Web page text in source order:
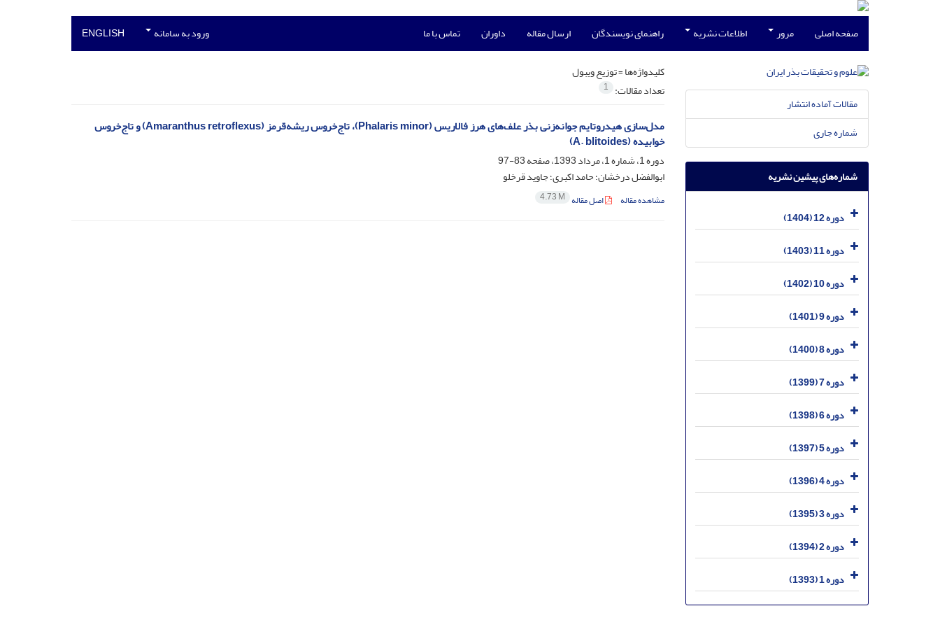
صفحه اصلی مرور اطلاعات نشریه راهنمای نویسندگان ارسال مقاله داوران تماس با ما ورود به سامانه ENGLISH
کلیدواژه‌ها =توزیع ویبول
تعداد مقالات: 1
مدل‌سازی هیدروتایم جوانه‌‏زنی بذر علف‌های هرز فالاریس (Phalaris minor)، تاج‌خروس ریشه‌‏قرمز (Amaranthus retroflexus) و تاج‌خروس
خوابیده (A. blitoides)
دوره 1، شماره 1، مرداد 1393، صفحه
83-97
ابوالفضل درخشان؛ حامد اکبری؛ جاوید قرخلو
مشاهده مقاله اصل مقاله 4.73 M
مقالات آماده انتشار
شماره جاری
شماره‌های پیشین نشریه
دوره 12 (1404)
دوره 11 (1403)
دوره 10 (1402)
دوره 9 (1401)
دوره 8 (1400)
دوره 7 (1399)
دوره 6 (1398)
دوره 5 (1397)
دوره 4 (1396)
دوره 3 (1395)
دوره 2 (1394)
دوره 1 (1393)